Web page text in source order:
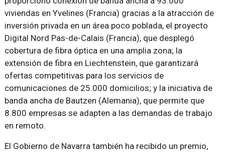
viviendas en Yvelines (Francia) gracias a la atracción de
inversión privada en un área poco poblada, el proyecto
Digital Nord Pas-de-Calais (Francia), que desplegó
cobertura de fibra óptica en una amplia zona; la
extensión de fibra en Liechtenstein, que garantizará
ofertas competitivas para los servicios de
comunicaciones de 25.000 domicilios; y la iniciativa de
banda ancha de Bautzen (Alemania), que permite que
8.800 empresas se adapten a las demandas de trabajo
en remoto.
El Gobierno de Navarra también ha recibido un premio,